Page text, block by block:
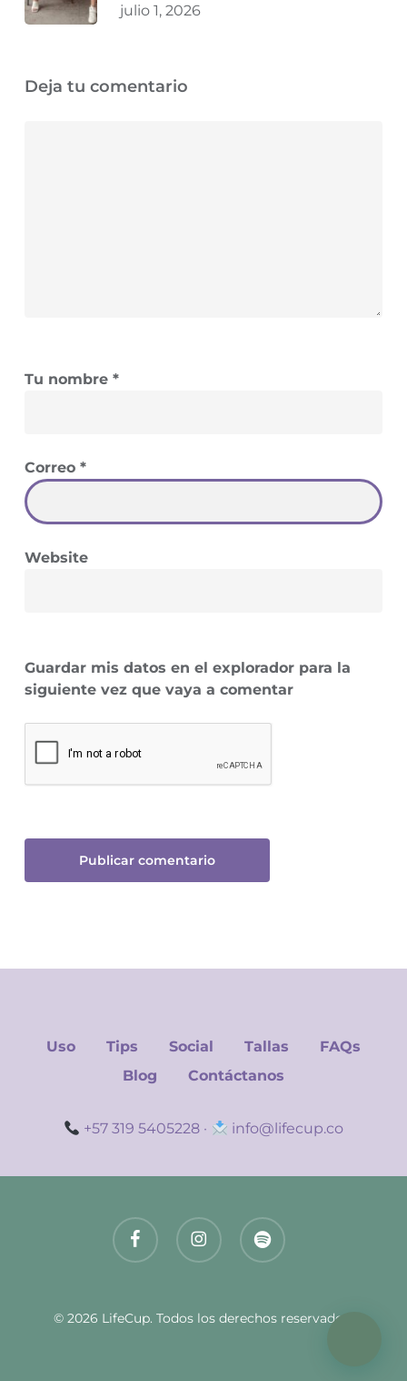
julio 1, 2026
Deja tu comentario
Tu nombre *
Correo *
Website
Guardar mis datos en el explorador para la
siguiente vez que vaya a comentar
Uso Tips Social Tallas
FAQs
Blog
Contáctanos
+57 319 5405228 · info@lifecup.co
facebook instagram spotify
© 2026 LifeCup. Todos los derechos reservados.